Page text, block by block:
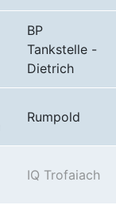
BP
Tankstelle -
Dietrich
Rumpold
IQ Trofaiach